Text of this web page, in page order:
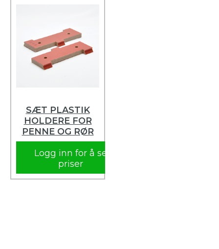
SÆT PLASTIK
HOLDERE FOR
PENNE OG RØR
Logg inn for å se
priser